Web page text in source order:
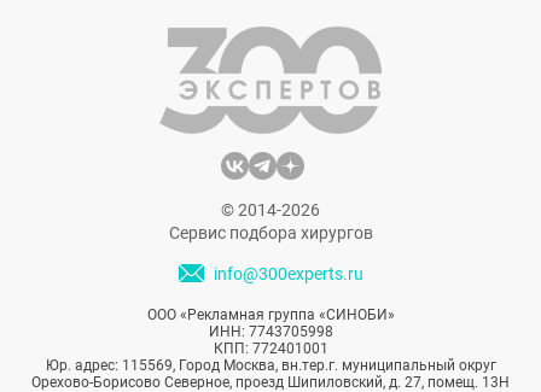
© 2014-2026
Сервис подбора хирургов
info@300experts.ru
ООО «Рекламная группа «СИНОБИ»
ИНН: 7743705998
КПП: 772401001
Юр. адрес: 115569, Город Москва, вн.тер.г. муниципальный округ
Орехово-Борисово Северное, проезд Шипиловский, д. 27, помещ. 13Н